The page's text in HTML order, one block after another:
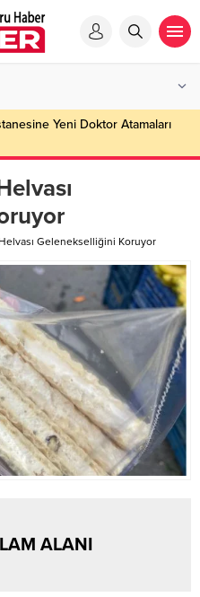
Yeni Doktor Atamaları
Gelenekselliğini Koruyor
ALANI